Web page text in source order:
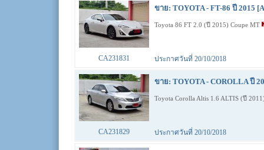
ขาย: TOYOTA - FT-86 ปี 2015
Toyota 86 FT 2.0 (ปี 2015) Coupe MT
CA231831 ประกาศวันที่ 20/10/2018
ขาย: TOYOTA - COROLLA ปี
Toyota Corolla Altis 1.6 ALTIS (ปี
CA231829 ประกาศวันที่ 20/10/2018